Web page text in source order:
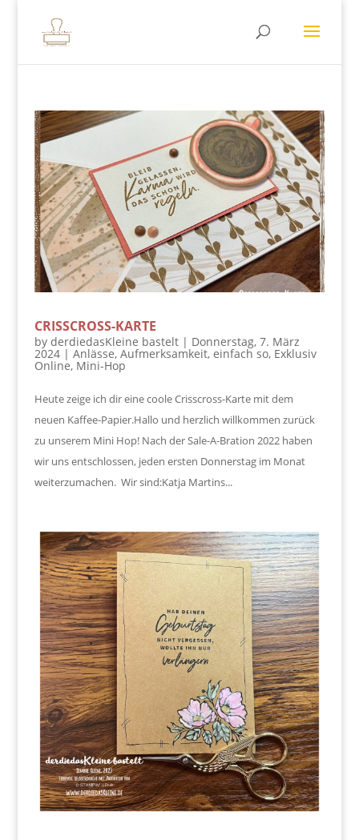
CRISSCROSS-KARTE
by derdiedasKleine bastelt| Donnerstag, 7. März
2024| Anlässe, Aufmerksamkeit, einfach so, Exklusiv
Online, Mini-Hop
Heute zeige ich dir eine coole Crisscross-Karte mit dem
neuen Kaffee-Papier.Hallo und herzlich willkommen zurück
zu unserem Mini Hop! Nach der Sale-A-Bration 2022 haben
wir uns entschlossen, jeden ersten Donnerstag im Monat
weiterzumachen. Wir sind:Katja Martins...